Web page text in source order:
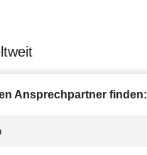
Ansprechpartner finden: